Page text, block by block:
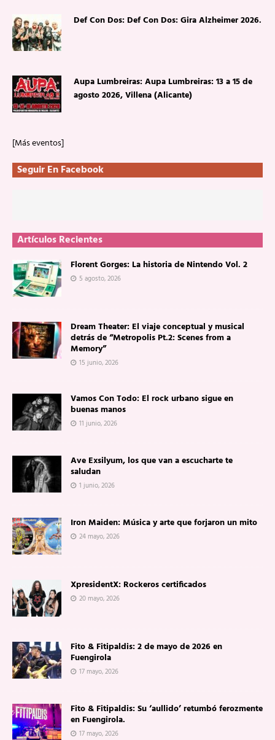
Def Con Dos: Def Con Dos: Gira Alzheimer 2026.
Aupa Lumbreiras: Aupa Lumbreiras: 13 a 15 de
agosto 2026, Villena (Alicante)
[Más eventos]
Seguir En Facebook
Artículos Recientes
Florent Gorges: La historia de Nintendo Vol. 2
5 agosto, 2026
Dream Theater: El viaje conceptual y musical
detrás de “Metropolis Pt.2: Scenes from a
Memory”
15 junio, 2026
Vamos Con Todo: El rock urbano sigue en
buenas manos
11 junio, 2026
Ave Exsilyum, los que van a escucharte te
saludan
1 junio, 2026
Iron Maiden: Música y arte que forjaron un mito
24 mayo, 2026
XpresidentX: Rockeros certificados
20 mayo, 2026
Fito & Fitipaldis: 2 de mayo de 2026 en
Fuengirola
17 mayo, 2026
Fito & Fitipaldis: Su ‘aullido’ retumbó ferozmente
en Fuengirola.
17 mayo, 2026